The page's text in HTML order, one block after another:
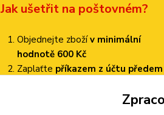
Jak ušetřit na poštovném?
Objednejte zbožív minimální
hodnotě 600 Kč
Zaplaťte příkazem z účtu předem
pouze 70 Kč!